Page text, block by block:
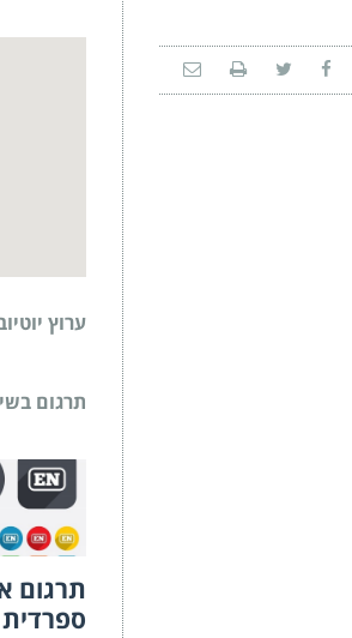
ערוץ
תרגום
תרגום
ספרדית